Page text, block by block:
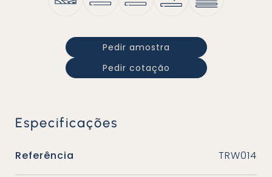
Pedir amostra
Pedir cotação
Especificações
Referência TRW014